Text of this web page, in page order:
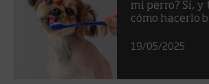
mi perro? Sí, y
cómo hacerlo
19/05/2025